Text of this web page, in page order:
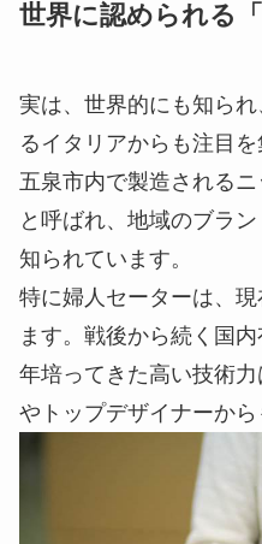
世界に認められる
実は、世界的にも知ら
るイタリアからも注目
五泉市内で製造されるニ
と呼ばれ、地域のブラ
知られています。
特に婦人セーターは、現
ます。戦後から続く国
年培ってきた高い技術
やトップデザイナーから